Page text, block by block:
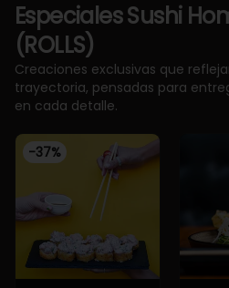
Especiales Sushi
(ROLLS)
Creaciones exclusivas que
trayectoria, pensadas para
en cada detalle.
-37%